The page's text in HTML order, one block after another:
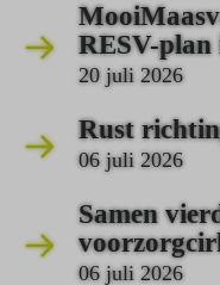
RESV-plan
20 juli 2026
Rust
06 juli 2026
Samen
06 juli 2026